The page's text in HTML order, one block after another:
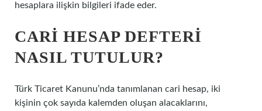
hesaplara ilişkin bilgileri ifade eder.
CARI HESAP DEFTERI
NASIL TUTULUR?
Türk Ticaret Kanunu’nda tanımlanan cari hesap, iki
kişinin çok sayıda kalemden oluşan alacaklarını,